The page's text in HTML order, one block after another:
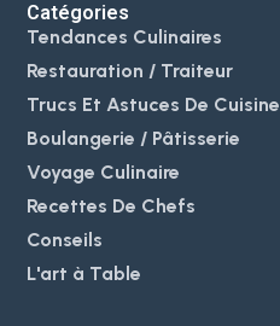
Catégories
Tendances Culinaires
Restauration / Traiteur
Trucs Et Astuces De Cuisine
Boulangerie / Pâtisserie
Voyage Culinaire
Recettes De Chefs
Conseils
L'art à Table